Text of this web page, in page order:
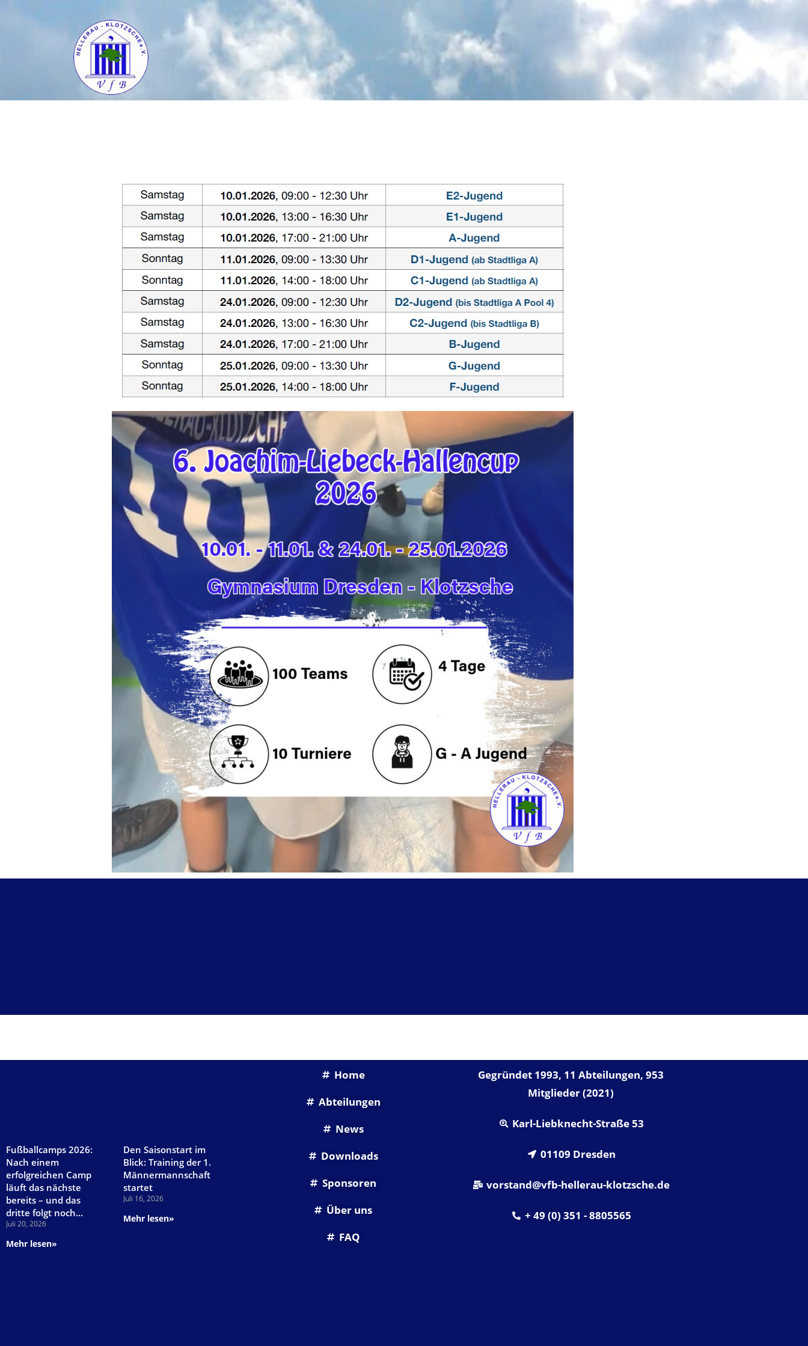
Fußballcamps 2026:
Nach einem
erfolgreichen Camp
läuft das nächste
bereits – und das
dritte folgt noch…
Juli 20, 2026
Mehr lesen»
Den Saisonstart im
Blick: Training der 1.
Männermannschaft
startet
Juli 16, 2026
Mehr lesen»
Home
Abteilungen
News
Downloads
Sponsoren
Über uns
FAQ
Gegründet 1993, 11 Abteilungen, 953
Mitglieder (2021)
Karl-Liebknecht-Straße 53
01109 Dresden
vorstand@vfb-hellerau-klotzsche.de
+ 49 (0) 351 - 8805565